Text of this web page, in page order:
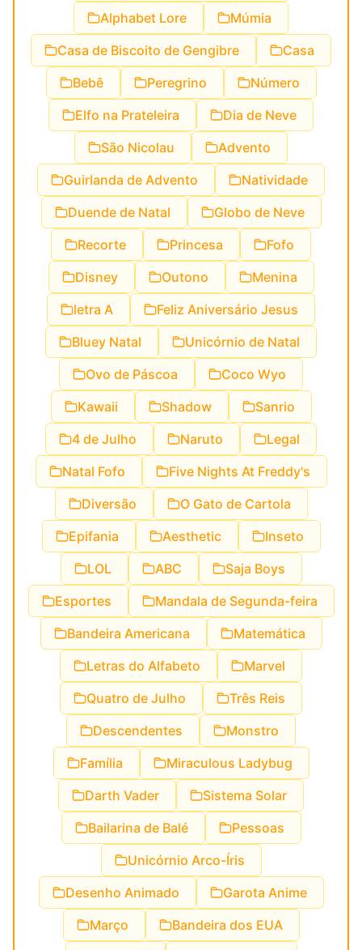
Alphabet Lore
Múmia
Casa de Biscoito de Gengibre
Casa
Bebê
Peregrino
Número
Elfo na Prateleira
Dia de Neve
São Nicolau
Advento
Guirlanda de Advento
Natividade
Duende de Natal
Globo de Neve
Recorte
Princesa
Fofo
Disney
Outono
Menina
letra A
Feliz Aniversário Jesus
Bluey Natal
Unicórnio de Natal
Ovo de Páscoa
Coco Wyo
Kawaii
Shadow
Sanrio
4 de Julho
Naruto
Legal
Natal Fofo
Five Nights At Freddy's
Diversão
O Gato de Cartola
Epifania
Aesthetic
Inseto
LOL
ABC
Saja Boys
Esportes
Mandala de Segunda-feira
Bandeira Americana
Matemática
Letras do Alfabeto
Marvel
Quatro de Julho
Três Reis
Descendentes
Monstro
Família
Miraculous Ladybug
Darth Vader
Sistema Solar
Bailarina de Balé
Pessoas
Unicórnio Arco-Íris
Desenho Animado
Garota Anime
Março
Bandeira dos EUA